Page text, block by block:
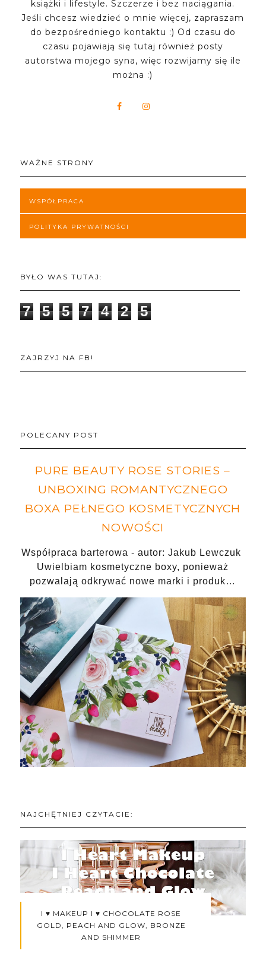
książki i lifestyle. Szczerze i bez naciągania.
Jeśli chcesz wiedzieć o mnie więcej, zapraszam
do bezpośredniego kontaktu :) Od czasu do
czasu pojawiają się tutaj również posty
autorstwa mojego syna, więc rozwijamy się ile
można :)
WAŻNE STRONY
WSPÓŁPRACA
POLITYKA PRYWATNOŚCI
BYŁO WAS TUTAJ:
7 5 5 7 4 2 5
ZAJRZYJ NA FB!
POLECANY POST
PURE BEAUTY ROSE STORIES –
UNBOXING ROMANTYCZNEGO
BOXA PEŁNEGO KOSMETYCZNYCH
NOWOŚCI
Współpraca barterowa - autor: Jakub Lewczuk
Uwielbiam kosmetyczne boxy, ponieważ
pozwalają odkrywać nowe marki i produk…
NAJCHĘTNIEJ CZYTACIE:
I ♥ MAKEUP I ♥ CHOCOLATE ROSE
GOLD, PEACH AND GLOW, BRONZE
AND SHIMMER